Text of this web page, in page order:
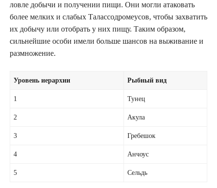
ловле добычи и получении пищи. Они могли атаковать
более мелких и слабых Талассодромеусов, чтобы захватить
их добычу или отобрать у них пищу. Таким образом,
сильнейшие особи имели больше шансов на выживание и
размножение.
Уровень иерархии Рыбный вид
1 Тунец
2 Акула
3 Гребешок
4 Анчоус
5 Сельдь